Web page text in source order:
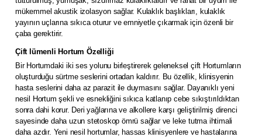
mükemmel akustik izolasyon sağlar. Kulaklık başlıkları, kulaklık
yayının uçlarına sıkıca oturur ve emniyetle çıkarmak için özenli bir
çaba gerektirir.
Çift lümenli Hortum Özelliği
Bir Hortumdaki iki ses yolunu birleştirerek geleneksel çift Hortumların
oluşturduğu sürtme seslerini ortadan kaldırır. Bu özellik, klinisyenin
hasta seslerini daha az parazit ile duymasını sağlar. Dayanıklı yeni
nesil Hortum şekli ve esnekliğini sıkıca katlanıp cebe sıkıştırıldıktan
sonra dahi korur. Deri yağlarına ve alkollere karşı geliştirilmiş direnci
sayesinde daha uzun stetoskop ömrü sağlar ve leke tutma ihtimali
daha azdır. Yeni nesil hortumlar, hassas klinisyenlere ve hastalarına